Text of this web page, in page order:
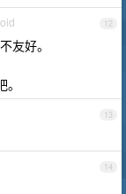
12
友好。
13
14